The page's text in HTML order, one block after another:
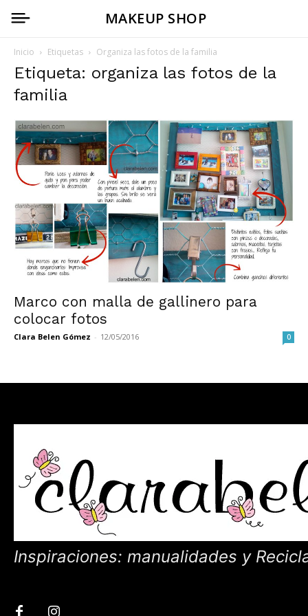
MAKEUP SHOP
Inicio Etiquetas Organiza las fotos de la familia
Etiqueta: organiza las fotos de la
familia
Marco con malla de gallinero para
colocar fotos
Clara Belen Gómez - 12/05/2016 0
Inspiraciones: manualidades y